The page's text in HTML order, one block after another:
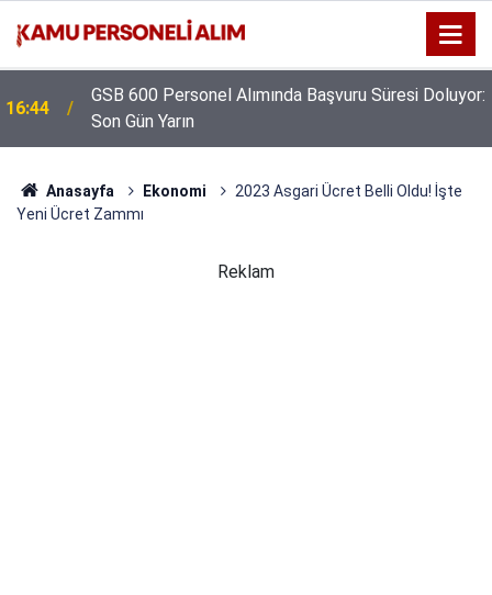
16:44
GSB 600 Personel Alımında Başvuru Süresi Doluyor:
Son Gün Yarın
Anasayfa Ekonomi
2023 Asgari Ücret Belli Oldu! İşte
Yeni Ücret Zammı
Reklam